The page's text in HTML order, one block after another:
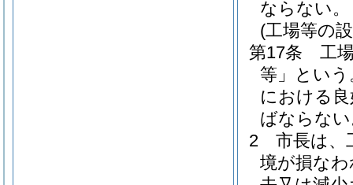
ならない。
(工場等の
第17条
工
等」という
における
ばならな
2
市長は、
境が損な